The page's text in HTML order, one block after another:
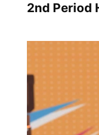
2nd Period